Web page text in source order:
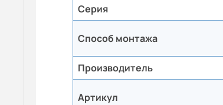
Серия
Способ монтажа
Производитель
Артикул